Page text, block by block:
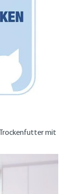
mit